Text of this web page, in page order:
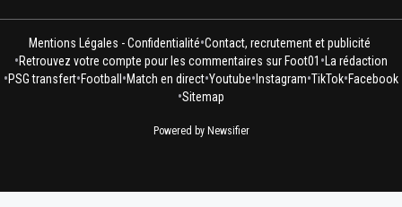
Mentions Légales - Confidentialité•Contact, recrutement et publicité
•Retrouvez votre compte pour les commentaires sur Foot01 • La rédaction
•PSG transfert•Football •Match en direct•Youtube• Instagram•TikTok•Facebook
•Sitemap
Powered by Newsifier